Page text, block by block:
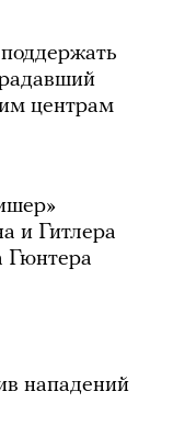
центрам
и Гитлера
Гюнтера
нападений